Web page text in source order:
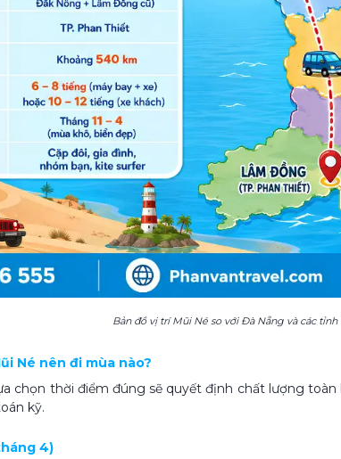
Bản đồ vị trí Mũi Né so với Đà Nẵng và các tỉnh
Né nên đi mùa nào?
chọn thời điểm đúng sẽ quyết định chất lượng
kỹ.
4)